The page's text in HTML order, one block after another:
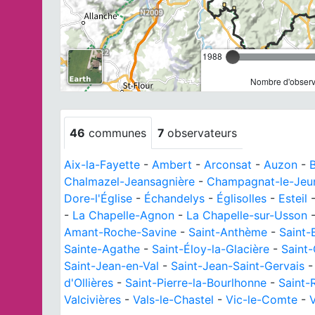
1988
Nombre
46 communes 7 observateurs
Aix-la-Fayette - Ambert - Arconsat - Auzon -
Chalmazel-Jeansagnière - Champagnat-le-
Dore-l'Église - Échandelys - Églisolles - Esteil
- La Chapelle-Agnon - La Chapelle-sur-Usson
Amant-Roche-Savine - Saint-Anthème - Saint-
Sainte-Agathe - Saint-Éloy-la-Glacière -
Saint-Jean-en-Val - Saint-Jean-Saint-Gervais
d'Ollières - Saint-Pierre-la-Bourlhonne - Saint-
Valcivières - Vals-le-Chastel - Vic-le-Comte -